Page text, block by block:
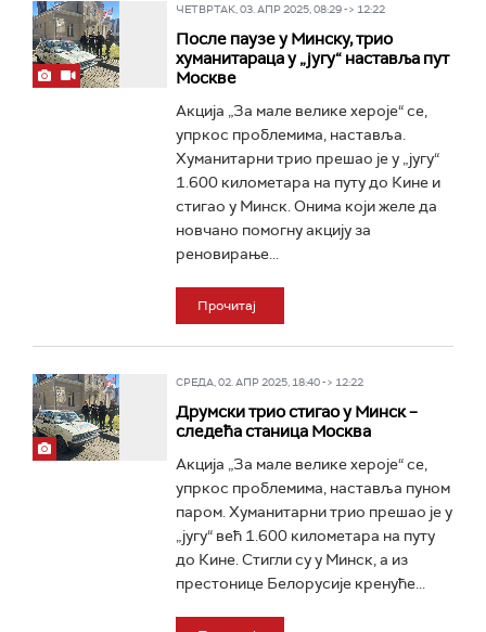
ЧЕТВРТАК, 03. АПР 2025, 08:29 -> 12:22
После паузе у Минску, трио
хуманитараца у „југу“ наставља пут
Москве
Акција „За мале велике хероје“ се,
упркос проблемима, наставља.
Хуманитарни трио прешао је у „југу“
1.600 километара на путу до Кине и
стигао у Минск. Онима који желе да
новчано помогну акцију за
реновирање...
Прочитај
СРЕДА, 02. АПР 2025, 18:40 -> 12:22
Друмски трио стигао у Минск –
следећа станица Москва
Акција „За мале велике хероје“ се,
упркос проблемима, наставља пуном
паром. Хуманитарни трио прешао је у
„југу“ већ 1.600 километара на путу
до Кине. Стигли су у Минск, а из
престонице Белорусије кренуће...